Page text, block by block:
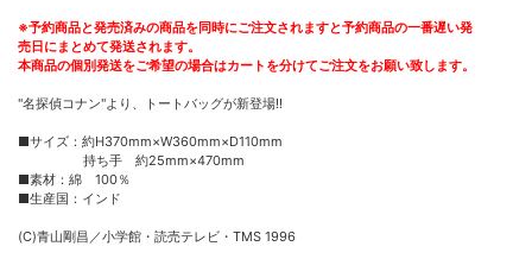
※予約商品と発売済みの商品を同時にご注文されますと予約商品の一番遅い発
売日にまとめて発送されます。
本商品の個別発送をご希望の場合はカートを分けてご注文をお願い致します。
"名探偵コナン"より、トートバッグが新登場!!
■サイズ：約H370mm×W360mm×D110mm
持ち手 約25mm×470mm
■素材：綿 100％
■生産国：インド
(C)青山剛昌／小学館・読売テレビ・TMS 1996